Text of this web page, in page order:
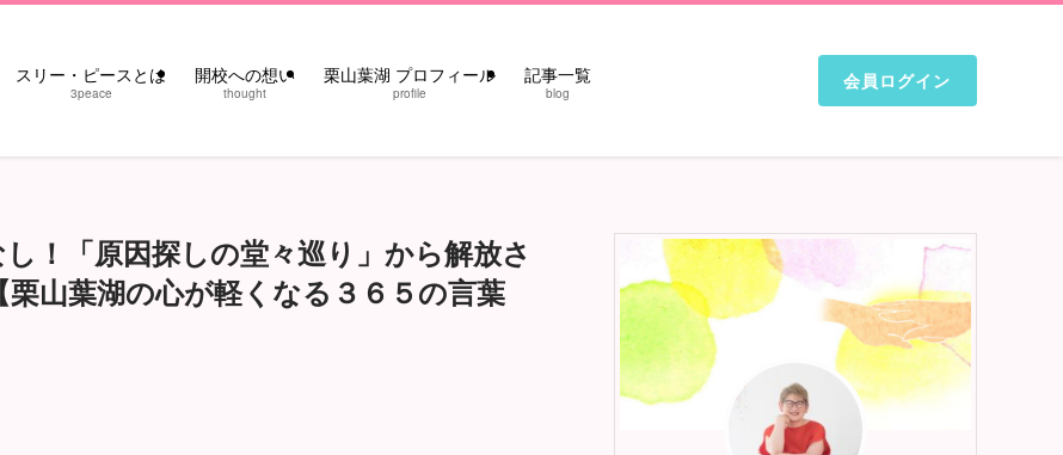
スリー・ピースとは
3peace
開校への想い
thought
栗山葉湖 プロフィール
profile
記事一覧
blog
会員ログイン
！「原因探しの堂々巡り」から解放さ
山葉湖の心が軽くなる３６５の言葉